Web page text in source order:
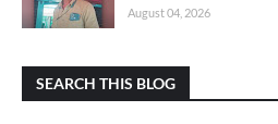
August 04, 2026
SEARCH THIS BLOG